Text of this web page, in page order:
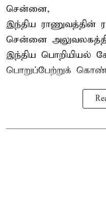
சென்னை,
இந்திய ராணுவத்தின்
சென்னை
இந்திய பொறியியல்
பொறுப்பேற்றுக்